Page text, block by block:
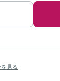
見る